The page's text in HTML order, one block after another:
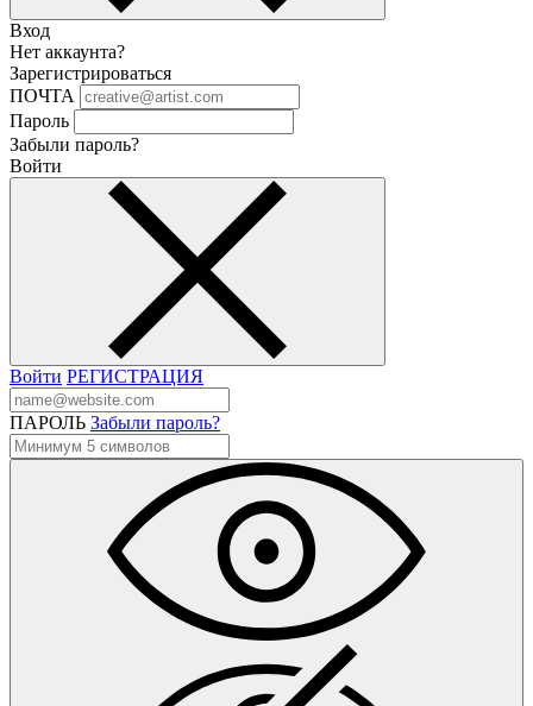
Вход
Нет аккаунта?
Зарегистрироваться
ПОЧТА
Пароль
Забыли пароль?
Войти
Войти РЕГИСТРАЦИЯ
ПАРОЛЬ Забыли пароль?